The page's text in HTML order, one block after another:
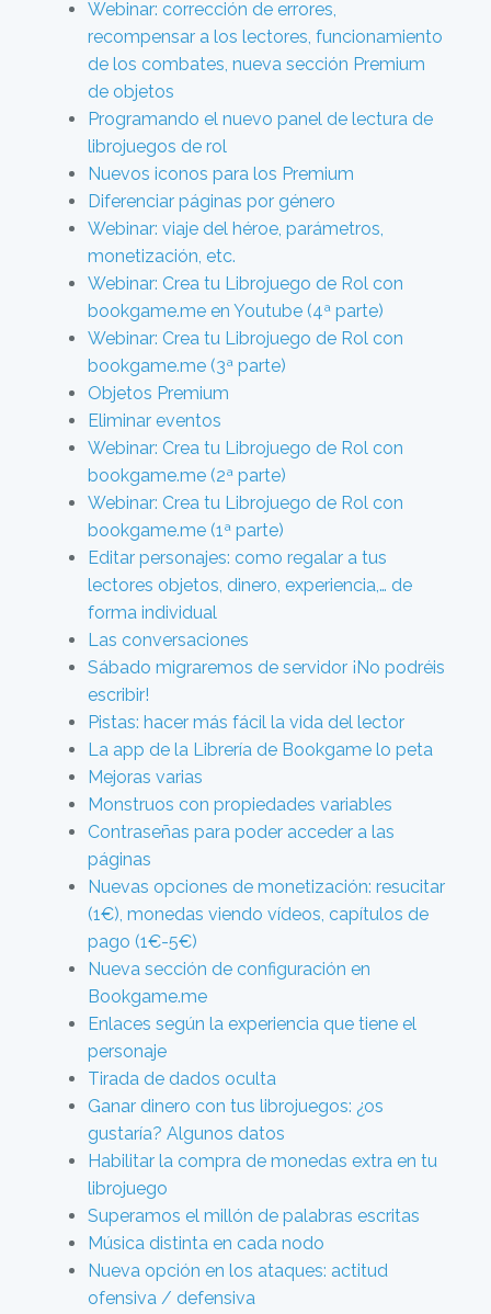
Webinar: corrección de errores,
recompensar a los lectores, funcionamiento
de los combates, nueva sección Premium
de objetos
Programando el nuevo panel de lectura de
librojuegos de rol
Nuevos iconos para los Premium
Diferenciar páginas por género
Webinar: viaje del héroe, parámetros,
monetización, etc.
Webinar: Crea tu Librojuego de Rol con
bookgame.me en Youtube (4ª parte)
Webinar: Crea tu Librojuego de Rol con
bookgame.me (3ª parte)
Objetos Premium
Eliminar eventos
Webinar: Crea tu Librojuego de Rol con
bookgame.me (2ª parte)
Webinar: Crea tu Librojuego de Rol con
bookgame.me (1ª parte)
Editar personajes: como regalar a tus
lectores objetos, dinero, experiencia,… de
forma individual
Las conversaciones
Sábado migraremos de servidor ¡No podréis
escribir!
Pistas: hacer más fácil la vida del lector
La app de la Librería de Bookgame lo peta
Mejoras varias
Monstruos con propiedades variables
Contraseñas para poder acceder a las
páginas
Nuevas opciones de monetización: resucitar
(1€), monedas viendo vídeos, capítulos de
pago (1€-5€)
Nueva sección de configuración en
Bookgame.me
Enlaces según la experiencia que tiene el
personaje
Tirada de dados oculta
Ganar dinero con tus librojuegos: ¿os
gustaría? Algunos datos
Habilitar la compra de monedas extra en tu
librojuego
Superamos el millón de palabras escritas
Música distinta en cada nodo
Nueva opción en los ataques: actitud
ofensiva / defensiva